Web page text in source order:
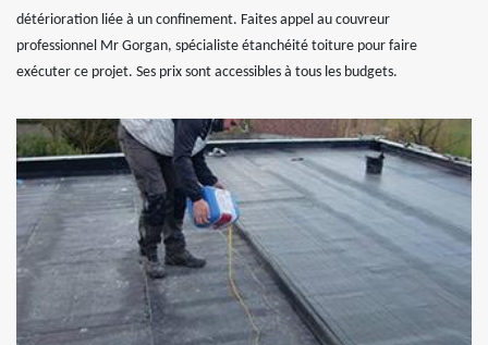
détérioration liée à un confinement. Faites appel au couvreur
professionnel Mr Gorgan, spécialiste étanchéité toiture pour faire
exécuter ce projet. Ses prix sont accessibles à tous les budgets.